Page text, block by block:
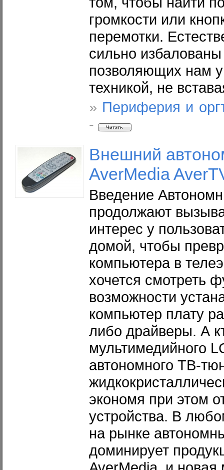
громкости или
перемотки.
сильно
позволяющих нам
техникой, не
» Периферия и
-
Внешний
AverMedia
Введение
продолжают
интерес у
домой, чтобы
компьютера в
хочется смотреть
возможности
компьютер плату
либо драйверы. А
мультимедийного
автономного ТВ-
экономя при этом
устройства. В
на рынке
доминирует